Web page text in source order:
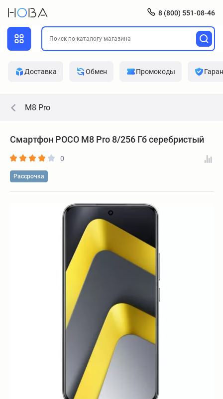
8 (800) 551-08-46
Доставка Обмен Промокоды
M8 Pro
Смартфон POCO M8 Pro 8/256 Гб серебристый
0
Рассрочка